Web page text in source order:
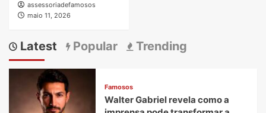
assessoriadefamosos
maio 11, 2026
Latest Popular Trending
Famosos
Walter Gabriel revela como a